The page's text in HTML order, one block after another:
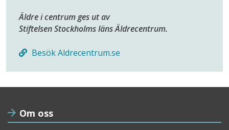
Äldre i centrum ges ut av
Stiftelsen Stockholms läns Äldrecentrum.
Besök Aldrecentrum.se
Om oss